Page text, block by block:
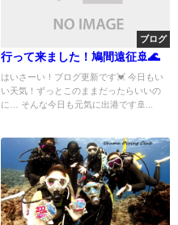
ブログ
行って来ました！鳩間遠征🚢🌊
はいさーい！ブログ更新です💓 今日もい
い天気！ずっとこのままだったらいいの
に… そんな今日も元気に出港です🚢...